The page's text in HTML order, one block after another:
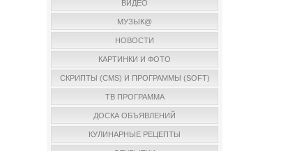
ВИДЕО
МУЗЫК@
НОВОСТИ
КАРТИНКИ И ФОТО
СКРИПТЫ (CMS) И ПРОГРАММЫ (SOFT)
ТВ ПРОГРАММА
ДОСКА ОБЪЯВЛЕНИЙ
КУЛИНАРНЫЕ РЕЦЕПТЫ